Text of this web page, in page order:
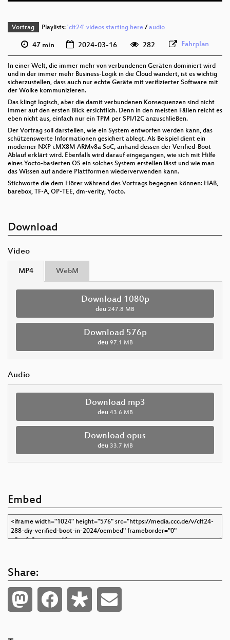
Vortrag Playlists: 'clt24' videos starting here/ audio
47 min 2024-03-16 282 Fahrplan
In einer Welt, die immer mehr von verbundenen Geräten dominiert wird
und in der immer mehr Business-Logik in die Cloud wandert, ist es wichtig
sicherzustellen, dass auch nur echte Geräte mit verifizierter Software mit
der Wolke kommunizieren.
Das klingt logisch, aber die damit verbundenen Konsequenzen sind nicht
immer auf den ersten Blick ersichtlich. Denn in den meisten Fällen reicht es
eben nicht aus, einfach nur ein TPM per SPI/I2C anzuschließen.
Der Vortrag soll darstellen, wie ein System entworfen werden kann, das
schützenswerte Informationen gesichert ablegt. Als Beispiel dient ein
moderner NXP i.MX8M ARMv8a SoC, anhand dessen der Verified-Boot
Ablauf erklärt wird. Ebenfalls wird darauf eingegangen, wie sich mit Hilfe
eines Yocto-basierten OS ein solches System erstellen lässt und wie man
das Wissen auf andere Plattformen wiederverwenden kann.
Stichworte die dem Hörer während des Vortrags begegnen können: HAB,
barebox, TF-A, OP-TEE, dm-verity, Yocto.
Download
Video
MP4 WebM
Download 1080p
deu 247.8 MB
Download 576p
deu 97.1 MB
Audio
Download mp3
deu 43.6 MB
Download opus
deu 33.7 MB
Embed
Share: